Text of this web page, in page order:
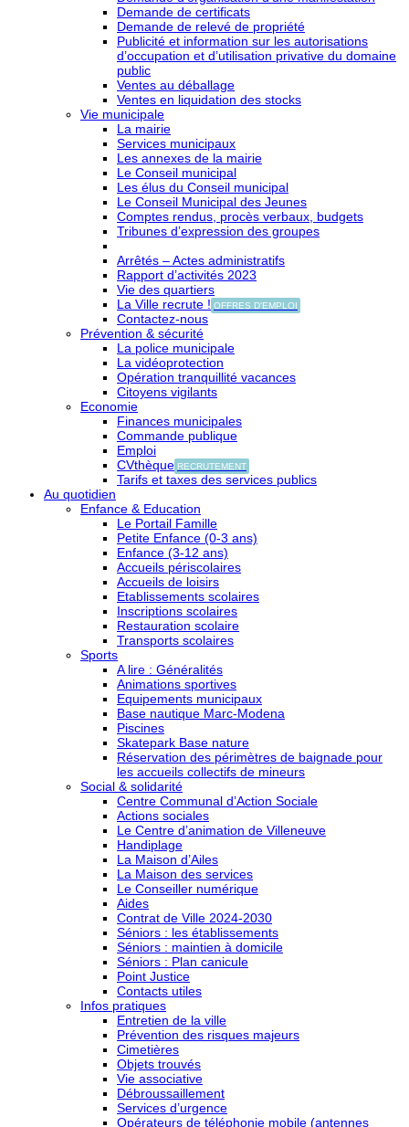
Demande de certificats
Demande de relevé de propriété
Publicité et information sur les autorisations
d’occupation et d’utilisation privative du domaine
public
Ventes au déballage
Ventes en liquidation des stocks
Vie municipale
La mairie
Services municipaux
Les annexes de la mairie
Le Conseil municipal
Les élus du Conseil municipal
Le Conseil Municipal des Jeunes
Comptes rendus, procès verbaux, budgets
Tribunes d’expression des groupes
Arrêtés – Actes administratifs
Rapport d’activités 2023
Vie des quartiers
La Ville recrute ! OFFRES D'EMPLOI
Contactez-nous
Prévention & sécurité
La police municipale
La vidéoprotection
Opération tranquillité vacances
Citoyens vigilants
Economie
Finances municipales
Commande publique
Emploi
CVthèque RECRUTEMENT
Tarifs et taxes des services publics
Au quotidien
Enfance & Education
Le Portail Famille
Petite Enfance (0-3 ans)
Enfance (3-12 ans)
Accueils périscolaires
Accueils de loisirs
Etablissements scolaires
Inscriptions scolaires
Restauration scolaire
Transports scolaires
Sports
A lire : Généralités
Animations sportives
Equipements municipaux
Base nautique Marc-Modena
Piscines
Skatepark Base nature
Réservation des périmètres de baignade pour
les accueils collectifs de mineurs
Social & solidarité
Centre Communal d’Action Sociale
Actions sociales
Le Centre d’animation de Villeneuve
Handiplage
La Maison d’Ailes
La Maison des services
Le Conseiller numérique
Aides
Contrat de Ville 2024-2030
Séniors : les établissements
Séniors : maintien à domicile
Séniors : Plan canicule
Point Justice
Contacts utiles
Infos pratiques
Entretien de la ville
Prévention des risques majeurs
Cimetières
Objets trouvés
Vie associative
Débroussaillement
Services d’urgence
Opérateurs de téléphonie mobile (antennes